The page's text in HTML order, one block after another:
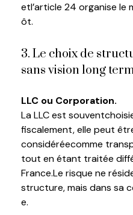
etl’article 24 organise le
ôt.
3. Le choix de
sans visionlong
LLC ou Corporation.
LaLLC est souvent
fiscalement, elle peut
considéréecomme
tout en étant traitée
France.Le risque ne
structure,mais dans sa
e.